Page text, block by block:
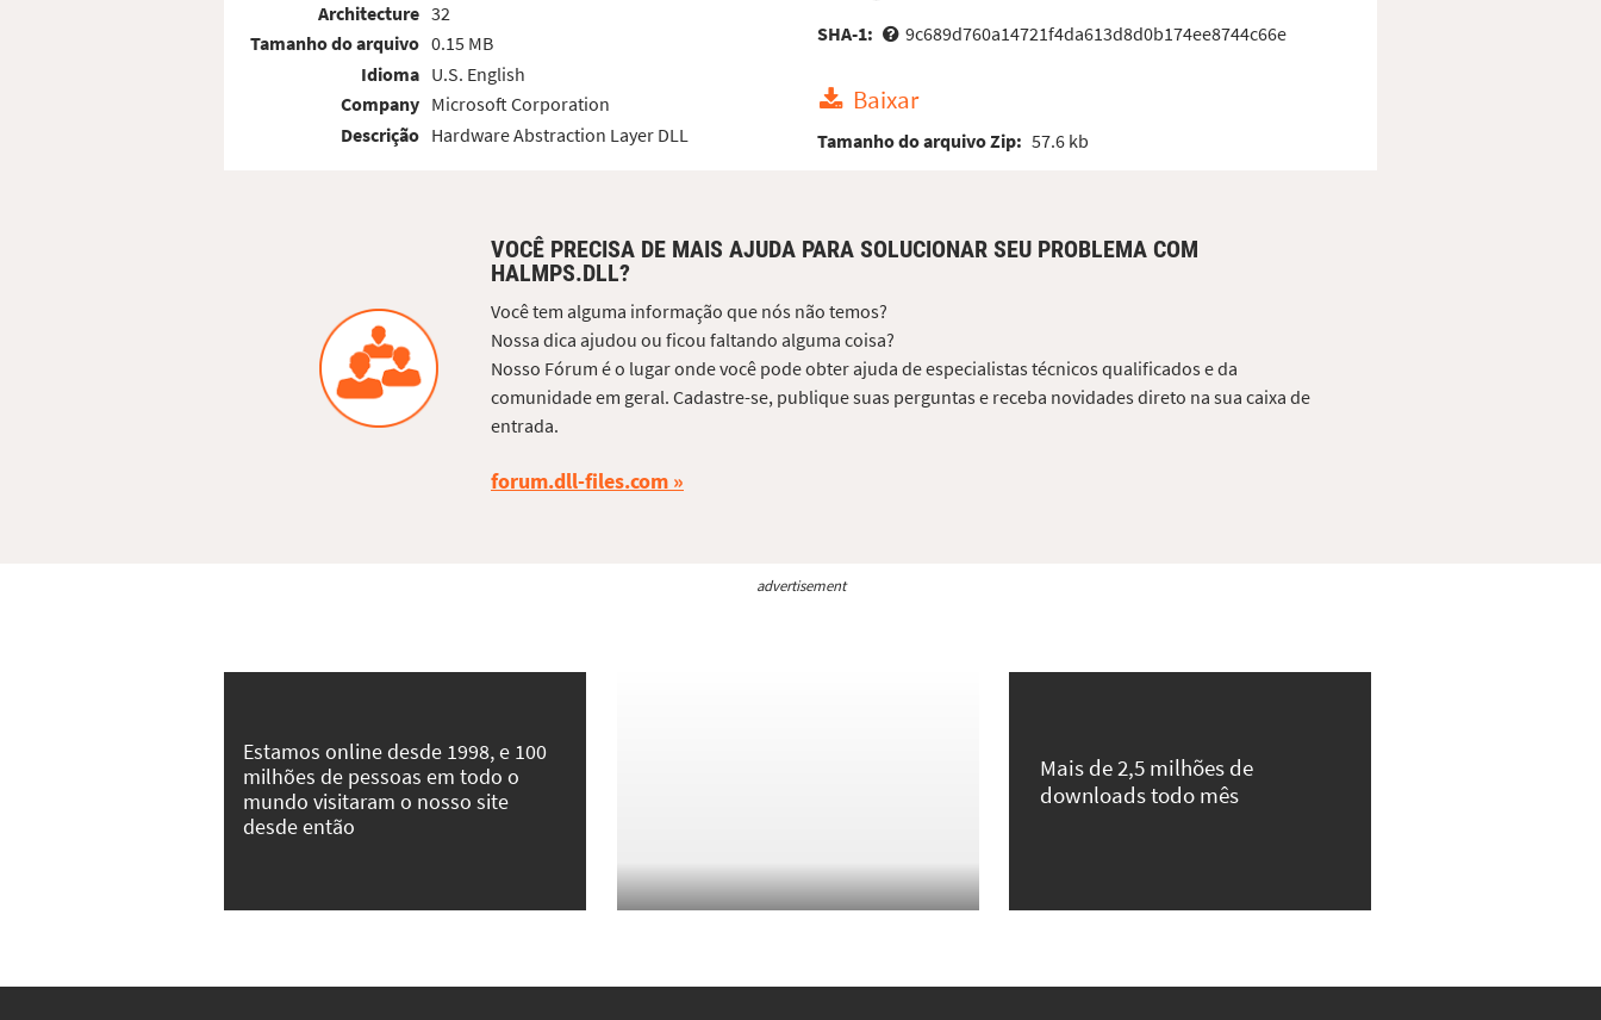
Architecture
Tamanho do arquivo
Idioma
Company
Descrição
32
0.15 MB
U.S. English
Microsoft Corporation
Hardware Abstraction Layer DLL
SHA-1:
9c689d760a14721f4da613d8d0b174ee8744c66e
Baixar
Tamanho do arquivo Zip: 57.6 kb
VOCÊ PRECISA DE MAIS AJUDA PARA SOLUCIONAR SEU PROBLEMA COM
HALMPS.DLL?
Você tem alguma informação que nós não temos?
Nossa dica ajudou ou ficou faltando alguma coisa?
Nosso Fórum é o lugar onde você pode obter ajuda de especialistas técnicos qualificados e da
comunidade em geral. Cadastre-se, publique suas perguntas e receba novidades direto na sua caixa de
entrada.
forum.dll-files.com
advertisement
Estamos online desde 1998, e 100
milhões de pessoas em todo o
mundo visitaram o nosso site
desde então
Mais de 2,5 milhões de
downloads todo mês